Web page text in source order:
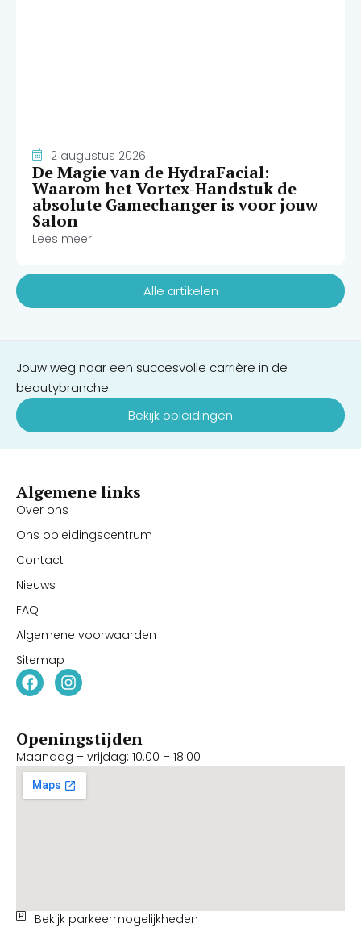
2 augustus 2026
De Magie van de HydraFacial:
Waarom het Vortex-Handstuk de
absolute Gamechanger is voor jouw
Salon
Lees meer
Alle artikelen
Jouw weg naar een succesvolle carrière in de
beautybranche.
Bekijk opleidingen
Algemene links
Over ons
Ons opleidingscentrum
Contact
Nieuws
FAQ
Algemene voorwaarden
Sitemap
Openingstijden
Maandag – vrijdag: 10.00 – 18.00
Bekijk parkeermogelijkheden